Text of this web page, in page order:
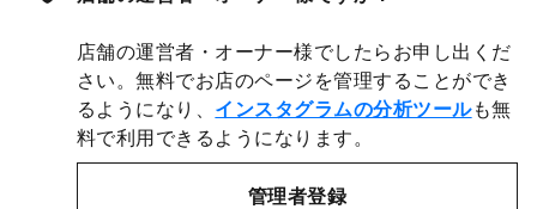
店舗の運営者・オーナー様でしたらお申し出くだ
さい。無料でお店のページを管理することができ
るようになり、 インスタグラムの分析ツールも無
料で利用できるようになります。
管理者登録